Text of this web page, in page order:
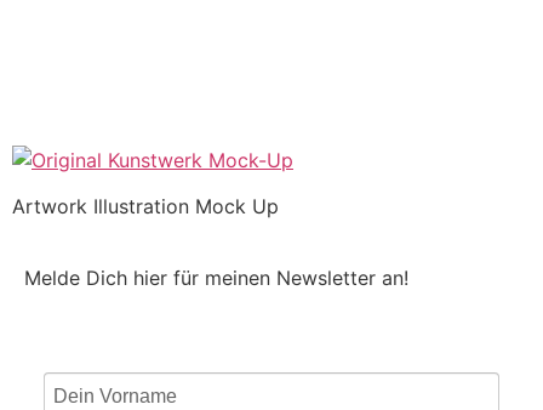
Artwork Illustration Mock Up
Melde Dich hier für meinen Newsletter an!